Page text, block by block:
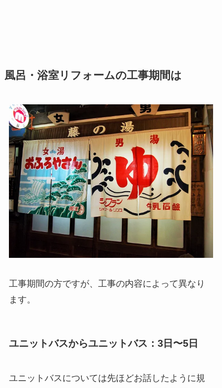
風呂・浴室リフォームの工事期間は
工事期間の方ですが、工事の内容によって異なり
ます。
ユニットバスからユニットバス：3日〜5日
ユニットバスについては先ほどお話したように規